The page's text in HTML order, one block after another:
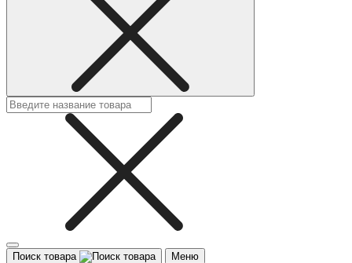
Поиск товара Меню